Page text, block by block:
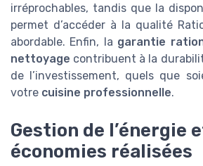
irréprochables, tandis que la
permet d’accéder à la qualité
abordable. Enfin, la garantie
nettoyage contribuent à la
de l’investissement, quels que
votre cuisine professionnelle.
Gestion de l’énergie
économies réalisées